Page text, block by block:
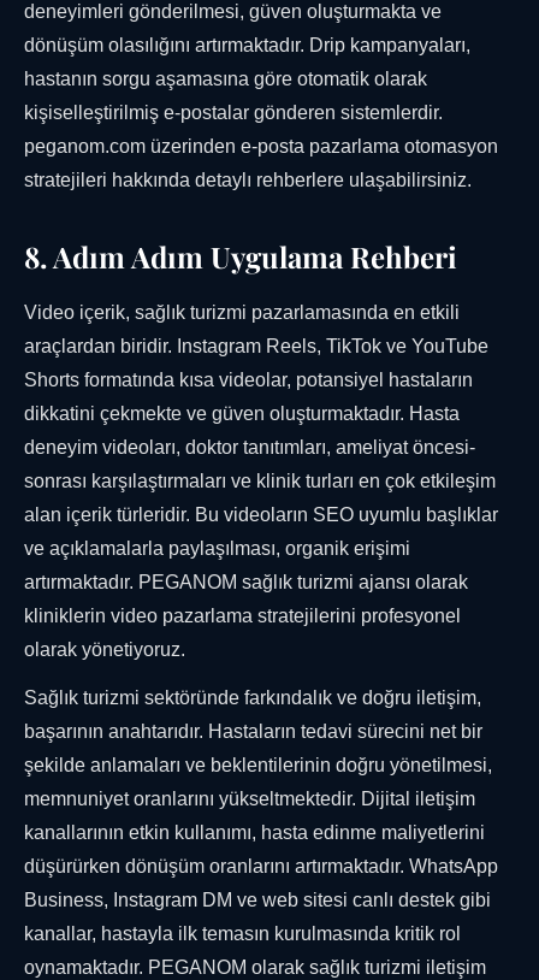
deneyimleri gönderilmesi, güven oluşturmakta ve
dönüşüm olasılığını artırmaktadır. Drip kampanyaları,
hastanın sorgu aşamasına göre otomatik olarak
kişiselleştirilmiş e-postalar gönderen sistemlerdir.
peganom.com üzerinden e-posta pazarlama otomasyon
stratejileri hakkında detaylı rehberlere ulaşabilirsiniz.
8. Adım Adım Uygulama Rehberi
Video içerik, sağlık turizmi pazarlamasında en etkili
araçlardan biridir. Instagram Reels, TikTok ve YouTube
Shorts formatında kısa videolar, potansiyel hastaların
dikkatini çekmekte ve güven oluşturmaktadır. Hasta
deneyim videoları, doktor tanıtımları, ameliyat öncesi-
sonrası karşılaştırmaları ve klinik turları en çok etkileşim
alan içerik türleridir. Bu videoların SEO uyumlu başlıklar
ve açıklamalarla paylaşılması, organik erişimi
artırmaktadır. PEGANOM sağlık turizmi ajansı olarak
kliniklerin video pazarlama stratejilerini profesyonel
olarak yönetiyoruz.
Sağlık turizmi sektöründe farkındalık ve doğru iletişim,
başarının anahtarıdır. Hastaların tedavi sürecini net bir
şekilde anlamaları ve beklentilerinin doğru yönetilmesi,
memnuniyet oranlarını yükseltmektedir. Dijital iletişim
kanallarının etkin kullanımı, hasta edinme maliyetlerini
düşürürken dönüşüm oranlarını artırmaktadır. WhatsApp
Business, Instagram DM ve web sitesi canlı destek gibi
kanallar, hastayla ilk temasın kurulmasında kritik rol
oynamaktadır. PEGANOM olarak sağlık turizmi iletişim